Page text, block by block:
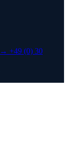
→ +49 (0) 30